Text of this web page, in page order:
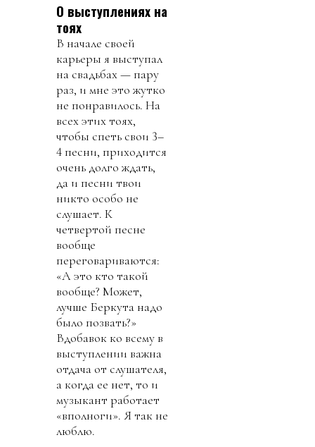
О выступлениях на
тоях
В начале своей
карьеры я выступал
на свадьбах — пару
раз, и мне это жутко
не понравилось. На
всех этих тоях,
чтобы спеть свои 3–
4 песни, приходится
очень долго ждать,
да и песни твои
никто особо не
слушает. К
четвертой песне
вообще
переговариваются:
«А это кто такой
вообще? Может,
лучше Беркута надо
было позвать?»
Вдобавок ко всему в
выступлении важна
отдача от слушателя,
а когда ее нет, то и
музыкант работает
«вполноги». Я так не
люблю.